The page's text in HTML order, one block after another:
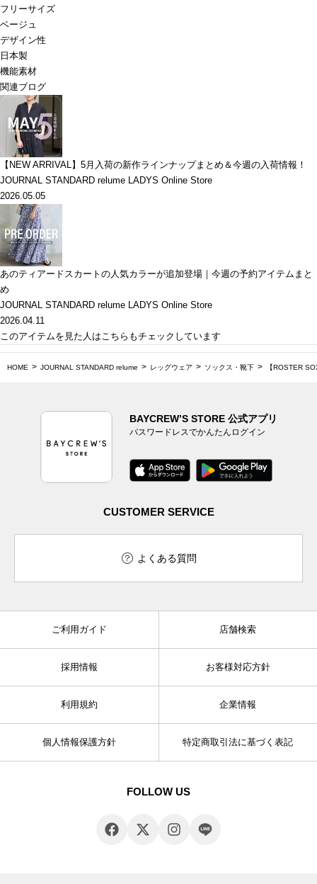
フリーサイズ
ベージュ
デザイン性
日本製
機能素材
関連ブログ
【NEW ARRIVAL】5月入荷の新作ラインナップまとめ＆今週の入荷情報！
JOURNAL STANDARD relume LADYS Online Store
2026.05.05
あのティアードスカートの人気カラーが追加登場｜今週の予約アイテムまと
め
JOURNAL STANDARD relume LADYS Online Store
2026.04.11
このアイテムを見た人はこちらもチェックしています
HOME JOURNAL STANDARD relume レッグウェア ソックス・靴下 【ROSTER
BAYCREW’S STORE 公式アプリ
パスワードレスでかんたんログイン
CUSTOMER SERVICE
よくある質問
ご利用ガイド 店舗検索
採用情報 お客様対応方針
利用規約 企業情報
個人情報保護方針 特定商取引法に基づく表記
FOLLOW US